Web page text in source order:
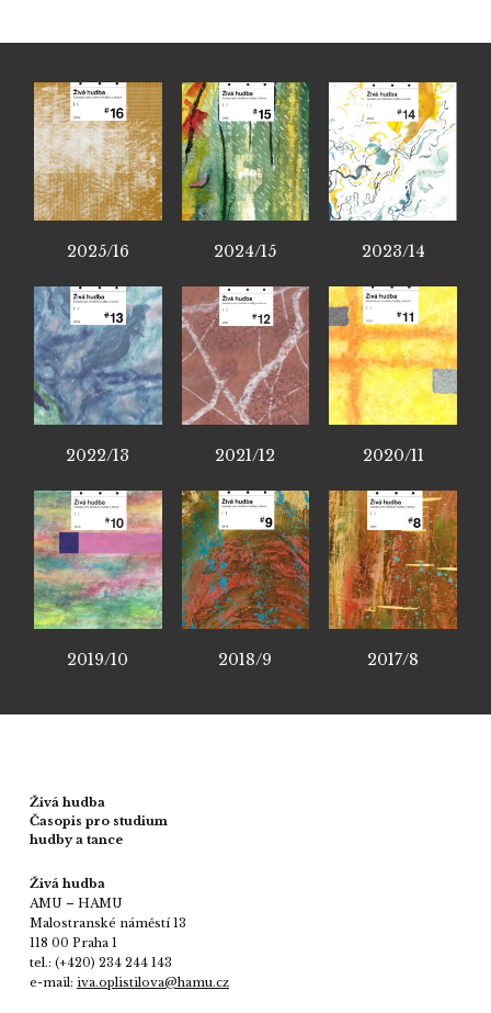
2025/16 2024/15 2023/14
2022/13 2021/12 2020/11
2019/10 2018/9 2017/8
Živá hudba
Časopis pro studium
hudby a tance
Živá hudba
AMU – HAMU
Malostranské náměstí 13
118 00 Praha 1
tel.: (+420) 234 244 143
e-mail: iva.oplistilova@hamu.cz